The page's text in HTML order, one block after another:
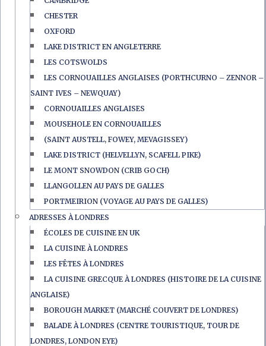
CHESTER
OXFORD
LAKE DISTRICT EN ANGLETERRE
LES COTSWOLDS
LES CORNOUAILLES ANGLAISES (PORTHCURNO – ZENNOR –
SAINT IVES – NEWQUAY)
CORNOUAILLES ANGLAISES
MOUSEHOLE EN CORNOUAILLES
(SAINT AUSTELL, FOWEY, MEVAGISSEY)
LAKE DISTRICT (HELVELLYN, SCAFELL PIKE)
LE MONT SNOWDON (CRIB GOCH)
LLANGOLLEN AU PAYS DE GALLES
PORTMEIRION (VOYAGE AU PAYS DE GALLES)
ADRESSES À LONDRES
ÉCOLES DE CUISINE EN UK
LA CUISINE À LONDRES
LES FÊTES À LONDRES
LA CUISINE GRECQUE À LONDRES (HISTOIRE DE LA CUISINE
ANGLAISE)
BOROUGH MARKET (MARCHÉ COUVERT DE LONDRES)
BALADE À LONDRES (CENTRE TOURISTIQUE, TOUR DE
LONDRES, LONDON EYE)